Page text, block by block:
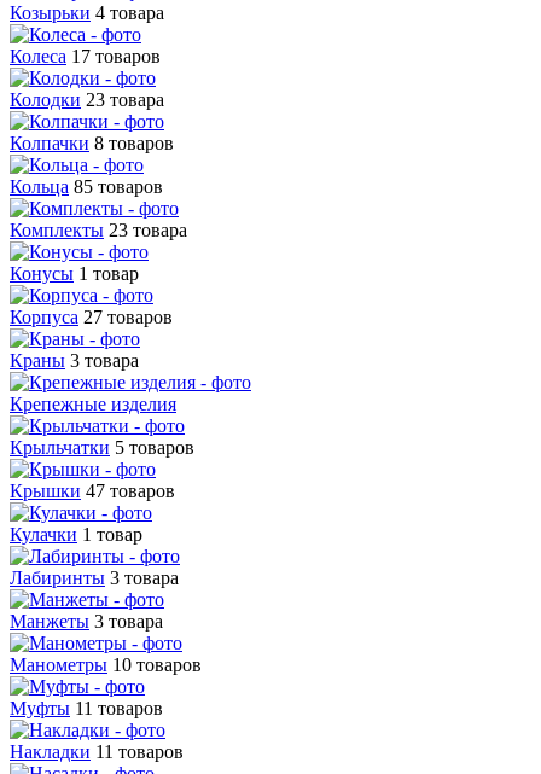
Козырьки 4 товара
Колеса 17 товаров
Колодки 23 товара
Колпачки 8 товаров
Кольца 85 товаров
Комплекты 23 товара
Конусы 1 товар
Корпуса 27 товаров
Краны 3 товара
Крепежные изделия
Крыльчатки 5 товаров
Крышки 47 товаров
Кулачки 1 товар
Лабиринты 3 товара
Манжеты 3 товара
Манометры 10 товаров
Муфты 11 товаров
Накладки 11 товаров